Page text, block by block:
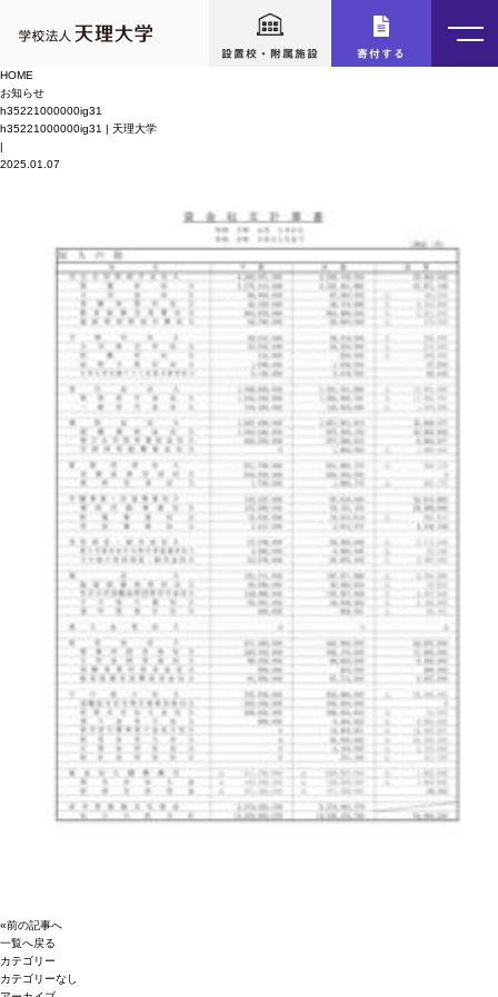
設置校・附属施設 寄付する
HOME
お知らせ
h35221000000ig31
h35221000000ig31 | 天理大学
|
2025.01.07
«前の記事へ
一覧へ戻る
カテゴリー
カテゴリーなし